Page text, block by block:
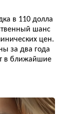
в 110 долла
шанс
цен.
за два года
в ближайшие